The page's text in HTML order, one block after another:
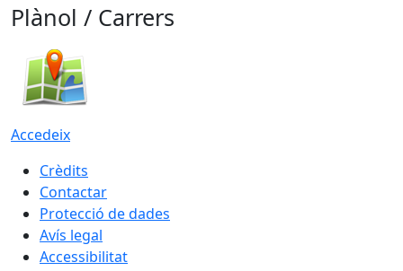
Plànol / Carrers
Accedeix
Crèdits
Contactar
Protecció de dades
Avís legal
Accessibilitat